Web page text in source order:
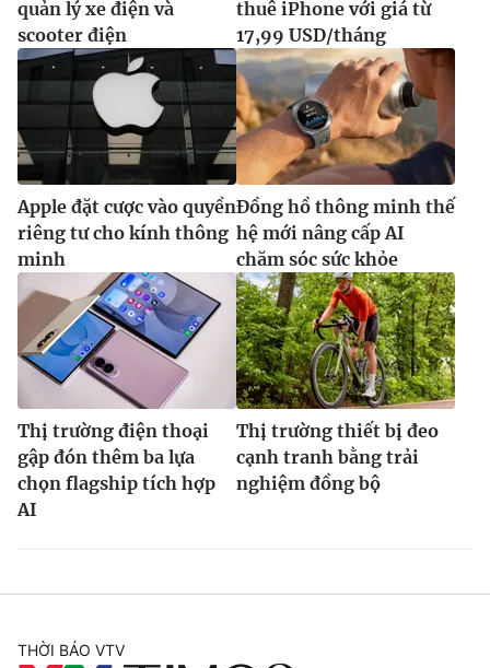
Ðiện thoại Thời báo VTV:
024.66 897 897
Email:toasoan@vtv.vn
Liên hệ quảng cáo: 024-7300.7108
® Cấm sao chép dưới mọi hình thức nếu không có sự chấp
thuận bằng văn bản. Ghi rõ nguồn VTV.vn khi phát hành lại
thông tin từ website này.
quản lý xe điện và
scooter điện
thuê iPhone với giá từ
17,99 USD/tháng
Apple đặt cược vào quyền
riêng tư cho kính thông
minh
Đồng hồ thông minh thế
hệ mới nâng cấp AI
chăm sóc sức khỏe
Thị trường điện thoại
gập đón thêm ba lựa
chọn flagship tích hợp
AI
Thị trường thiết bị đeo
cạnh tranh bằng trải
nghiệm đồng bộ
THỜI BÁO VTV